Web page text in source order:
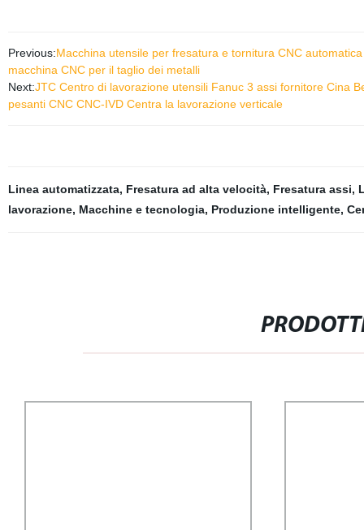
Previous:Macchina utensile per fresatura e tornitura CNC
macchina CNC per il taglio dei metalli
Next:JTC Centro di lavorazione utensili Fanuc 3 assi fornitore Cina
pesanti CNC CNC-IVD Centra la lavorazione verticale
Linea automatizzata, Fresatura ad alta velocità, Fresatura assi,
lavorazione, Macchine e tecnologia, Produzione intelligente,